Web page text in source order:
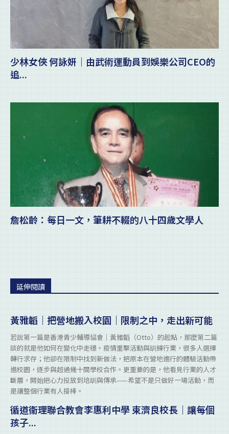
少林女俠 何詠妍｜由武術運動員到娛樂公司CEO的
追...
詹松齡：每日一文，筆耕不輟的八十四歲文學人
延伸閱讀
黃雅韜｜把營地搬入校園｜限制之中，走出新可能
若說第一篇是香港青少輔導協會｜黃雅韜（Otto）的起點，那麼第二篇
談的就是他如何在變化中走穩。疫情重擊活動與訓練行業，很多人選擇
轉行求存；他卻在限制中找到新做法，把原本在營地進行的體驗活動帶
進校園，逐步與超過幾十間學校合作。更重要的是，他看見行業的人才
斷層，開始把心力投放到培訓與傳承——希望不是只做好一場活動，而
是讓整個行業有人接棒。
循道衞理聯合教會李惠利中學 束濟良校長｜讓每個
孩子...